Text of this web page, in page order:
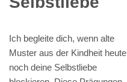
Ich begleite dich, wenn alte
Muster aus der Kindheit heute
noch deine Selbstliebe